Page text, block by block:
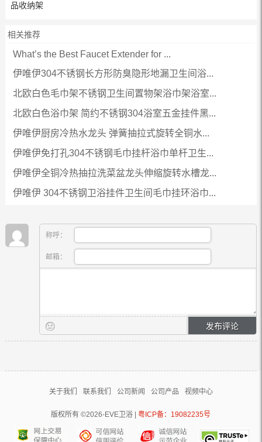
品收纳架
相关推荐
What’s the Best Faucet Extender for ...
伊唯伊304不锈钢长方形防臭隐形地漏卫生间浴...
北欧白色毛巾架不锈钢卫生间置物架浴巾架浴室...
北欧白色浴巾架 简约不锈钢304浴室五金挂件黑...
伊唯伊厨房冷热水龙头 弹簧抽拉式旋转全铜水...
伊唯伊免打孔304不锈钢毛巾挂杆浴巾单杆卫生...
伊唯伊全铜冷热抽拉洗菜盆龙头伸缩旋转水槽龙...
伊唯伊 304不锈钢卫浴挂件卫生间毛巾挂环浴巾...
称呼：
邮箱：
关于我们 联系我们 公司新闻 公司产品 视频中心
版权所有 ©2026-EVE卫浴 |粤ICP备：19082235号